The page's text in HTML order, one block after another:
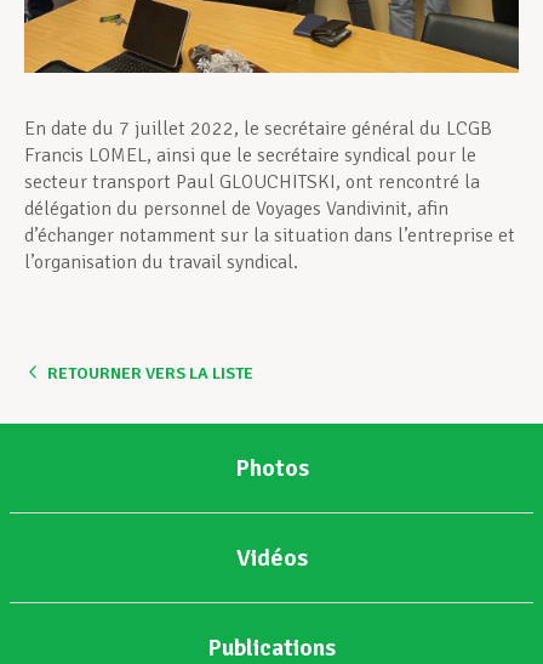
En date du 7 juillet 2022, le secrétaire général du LCGB
Francis LOMEL, ainsi que le secrétaire syndical pour le
secteur transport Paul GLOUCHITSKI, ont rencontré la
délégation du personnel de Voyages Vandivinit, afin
d’échanger notamment sur la situation dans l’entreprise et
l’organisation du travail syndical.
RETOURNER VERS LA LISTE
Photos
Vidéos
Publications